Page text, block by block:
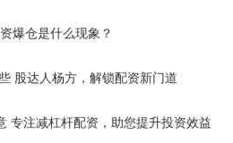
爆仓是什么现象？
股达人杨方，解锁配资新门道
专注减杠杆配资，助您提升投资效益